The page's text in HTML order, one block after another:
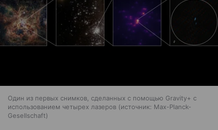
Один из первых снимков, сделанных с помощью Gravity+ с
использованием четырех лазеров
источник: Max-Planck-
Gesellschaft